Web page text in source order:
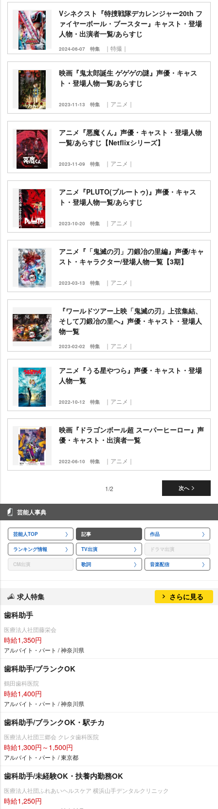
Vシネクスト『特捜戦隊デカレンジャー20th フ
ァイヤーボール・ブースター』キャスト・登場
人物・出演者一覧/あらすじ
2024-06-07 特集 ｜特撮｜
映画『鬼太郎誕生 ゲゲゲの謎』声優・キャス
ト・登場人物一覧/あらすじ
2023-11-13 特集 ｜アニメ｜
アニメ『悪魔くん』声優・キャスト・登場人物
一覧/あらすじ【Netflixシリーズ】
2023-11-09 特集 ｜アニメ｜
アニメ『PLUTO(プルートゥ)』声優・キャス
ト・登場人物一覧/あらすじ
2023-10-20 特集 ｜アニメ｜
アニメ『「鬼滅の刃」刀鍛冶の里編』声優/キャ
スト・キャラクター/登場人物一覧【3期】
2023-03-13 特集 ｜アニメ｜
『ワールドツアー上映「鬼滅の刃」上弦集結、
そして刀鍛冶の里へ』声優・キャスト・登場人
物一覧
2023-02-02 特集 ｜アニメ｜
アニメ『うる星やつら』声優・キャスト・登場
人物一覧
2022-10-12 特集 ｜アニメ｜
映画『ドラゴンボール超 スーパーヒーロー』声
優・キャスト・出演者一覧
2022-06-10 特集 ｜アニメ｜
次へ
1/2
芸能人事典
芸能人TOP 記事 作品
ランキング情報 TV出演 ドラマ出演
CM出演 歌詞 音楽配信
求人特集 さらに見る
歯科助手
医療法人社団藤栄会
時給1,350円
アルバイト・パート / 神奈川県
歯科助手/ブランクOK
鶴田歯科医院
時給1,400円
アルバイト・パート / 神奈川県
歯科助手/ブランクOK・駅チカ
医療法人社団三郷会 クレタ歯科医院
時給1,300円～1,500円
アルバイト・パート / 東京都
歯科助手/未経験OK・扶養内勤務OK
医療法人社団ふれあいヘルスケア 横浜山手デンタルクリニック
時給1,250円